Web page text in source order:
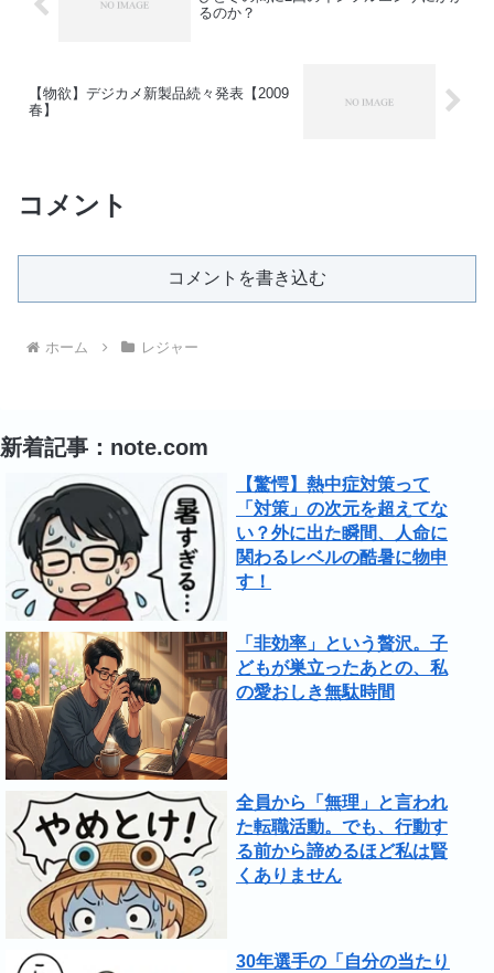
るのか？
【物欲】デジカメ新製品続々発表【2009
春】
コメント
コメントを書き込む
ホーム レジャー
新着記事：note.com
【驚愕】熱中症対策って
「対策」の次元を超えてな
い？外に出た瞬間、人命に
関わるレベルの酷暑に物申
す！
「非効率」という贅沢。子
どもが巣立ったあとの、私
の愛おしき無駄時間
全員から「無理」と言われ
た転職活動。でも、行動す
る前から諦めるほど私は賢
くありません
30年選手の「自分の当たり